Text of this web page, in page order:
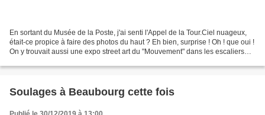
En sortant du Musée de la Poste, j'ai senti l'Appel de la Tour.Ciel nuageux,
était-ce propice à faire des photos du haut ? Eh bien, surprise ! Oh ! que oui !
On y trouvait aussi une expo street art du "Mouvement" dans les escaliers
Soulages à Beaubourg cette fois